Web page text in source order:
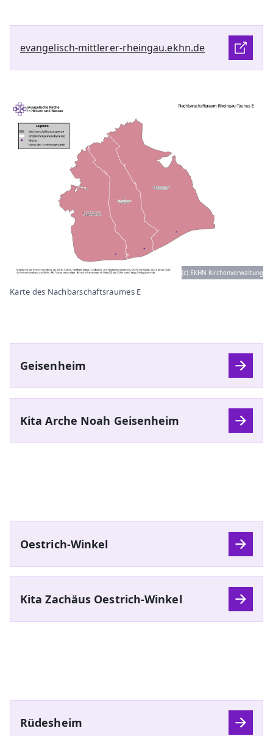
evangelisch-mittlerer-rheingau.ekhn.de
(c) EKHN Kirchenverwaltung
Karte des Nachbarschaftsraumes E
Geisenheim
Kita Arche Noah Geisenheim
Oestrich-Winkel
Kita Zachäus Oestrich-Winkel
Rüdesheim